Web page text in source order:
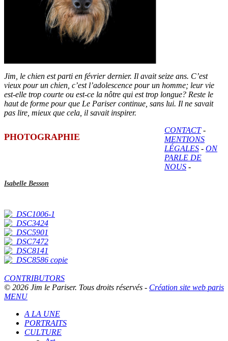
Jim, le chien est parti en février dernier. Il avait seize ans. C’est
vieux pour un chien, c’est l’adolescence pour un homme; leur vie
est-elle trop courte ou est-ce la nôtre qui est trop longue? Reste le
haut de forme pour que Le Pariser continue, sans lui. Il ne savait
pas lire, mieux que cela, il savait inspirer.
PHOTOGRAPHIE
Isabelle Besson
CONTACT-
MENTIONS
LÉGALES - ON
PARLE DE
NOUS -
CONTRIBUTORS
© 2026 Jim le Pariser. Tous droits réservés - Création site web paris
MENU
A LA UNE
PORTRAITS
CULTURE